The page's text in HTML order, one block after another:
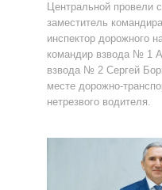
Центральной провели
заместитель
инспектор дорожного
командир взвода № 1
взвода № 2 Сергей
месте дорожно-
нетрезвого водителя.